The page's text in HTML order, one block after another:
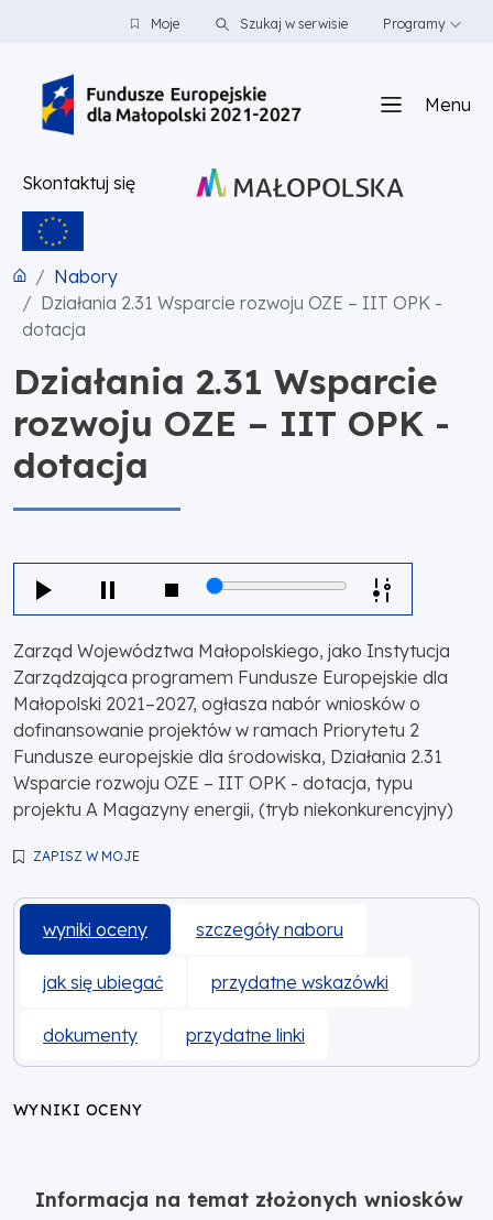
PRZEJDŹ DO TREŚCI
PRZEJDŹ DO MENUMoje Szukaj w serwisie Programy
Menu
Skontaktuj się
Nabory
Działania 2.31 Wsparcie rozwoju OZE – IIT OPK -
dotacja
Działania 2.31 Wsparcie
rozwoju OZE – IIT OPK -
dotacja
Zarząd Województwa Małopolskiego, jako Instytucja
Zarządzająca programem Fundusze Europejskie dla
Małopolski 2021–2027, ogłasza nabór wniosków o
dofinansowanie projektów w ramach Priorytetu 2
Fundusze europejskie dla środowiska, Działania 2.31
Wsparcie rozwoju OZE – IIT OPK - dotacja, typu
projektu A Magazyny energii, (tryb niekonkurencyjny)
ZAPISZ W MOJE
wyniki oceny szczegóły naboru
jak się ubiegać przydatne wskazówki
dokumenty przydatne linki
WYNIKI OCENY
Informacja na temat złożonych wniosków